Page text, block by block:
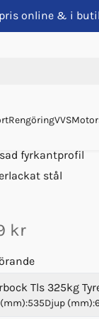
online & i
RengöringVVS
Tls 325kg Tyresö
fyrkantprofil
stål
kr
Tls 325kg
:535Djup (mm):